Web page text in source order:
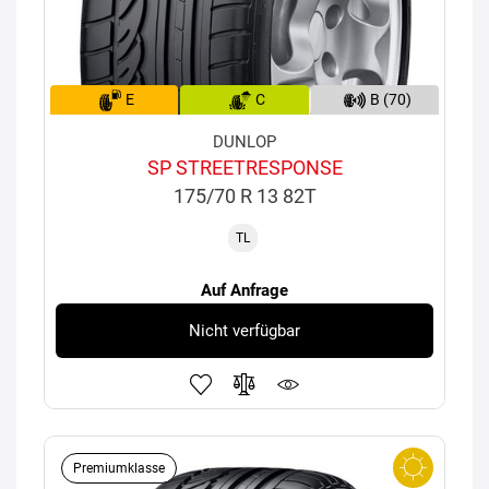
E C B (70)
DUNLOP
SP STREETRESPONSE
175/70 R 13 82T
TL
Auf Anfrage
Nicht verfügbar
Premiumklasse